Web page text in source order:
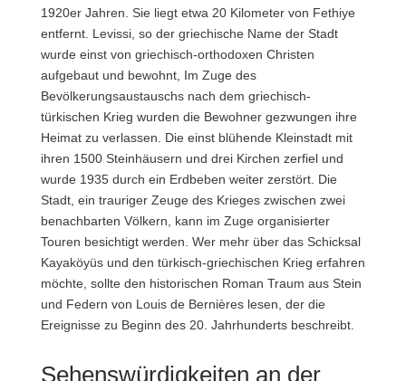
1920er Jahren. Sie liegt etwa 20 Kilometer von Fethiye
entfernt. Levissi, so der griechische Name der Stadt
wurde einst von griechisch-orthodoxen Christen
aufgebaut und bewohnt, Im Zuge des
Bevölkerungsaustauschs nach dem griechisch-
türkischen Krieg wurden die Bewohner gezwungen ihre
Heimat zu verlassen. Die einst blühende Kleinstadt mit
ihren 1500 Steinhäusern und drei Kirchen zerfiel und
wurde 1935 durch ein Erdbeben weiter zerstört. Die
Stadt, ein trauriger Zeuge des Krieges zwischen zwei
benachbarten Völkern, kann im Zuge organisierter
Touren besichtigt werden. Wer mehr über das Schicksal
Kayaköyüs und den türkisch-griechischen Krieg erfahren
möchte, sollte den historischen Roman Traum aus Stein
und Federn von Louis de Bernières lesen, der die
Ereignisse zu Beginn des 20. Jahrhunderts beschreibt.
Sehenswürdigkeiten an der